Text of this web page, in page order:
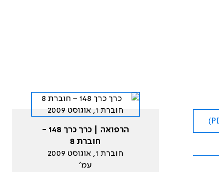
הרפואה | כרך כרך 148 -
חוברת 8
חוברת 1, אוגוסט 2009
עמ׳